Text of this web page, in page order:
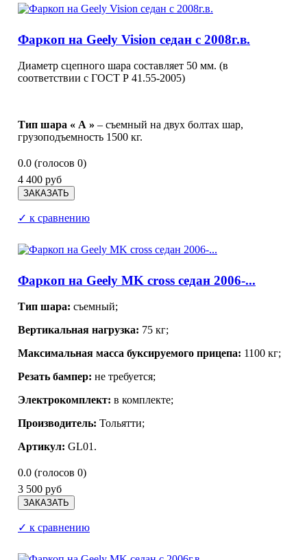
Фаркоп на Geely Vision седан с 2008г.в.
Диаметр сцепного шара составляет 50 мм. (в
соответствии с ГОСТ Р 41.55-2005)
Тип шара « А » – съемный на двух болтах шар,
грузоподъемность 1500 кг.
0.0 (голосов 0)
4 400 руб
✓ к сравнению
Фаркоп на Geely MK cross седан 2006-...
Тип шара: съемный;
Вертикальная нагрузка: 75 кг;
Максимальная масса буксируемого прицепа: 1100 кг;
Резать бампер: не требуется;
Электрокомплект: в комплекте;
Производитель: Тольятти;
Артикул: GL01.
0.0 (голосов 0)
3 500 руб
✓ к сравнению